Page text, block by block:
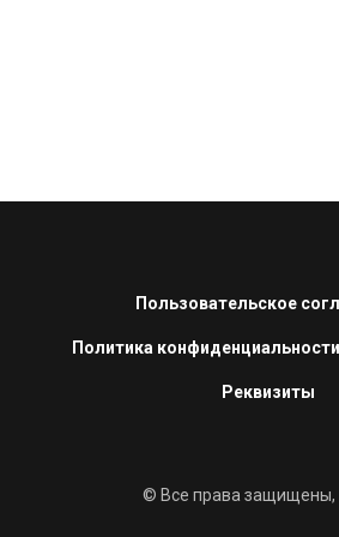
Пользовательское
Политика конфиденциальности
Реквизиты
© Все права защищены,